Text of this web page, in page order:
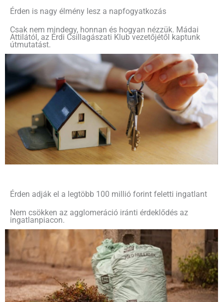
Érden is nagy élmény lesz a napfogyatkozás
Csak nem mindegy, honnan és hogyan nézzük. Mádai
Attilától, az Érdi Csillagászati Klub vezetőjétől kaptunk
útmutatást.
Érden adják el a legtöbb 100 millió forint feletti ingatlant
Nem csökken az agglomeráció iránti érdeklődés az
ingatlanpiacon.